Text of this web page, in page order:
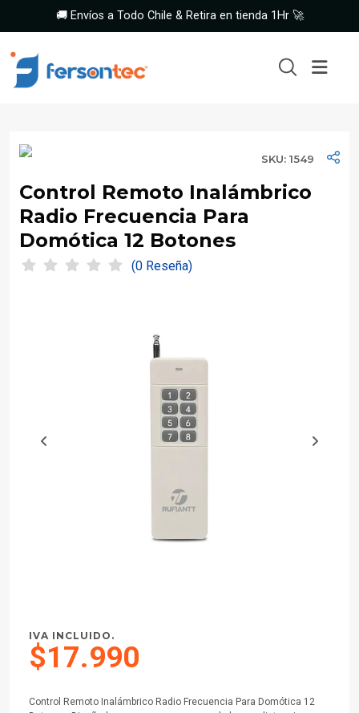
🚚 Envíos a Todo Chile & Retira en tienda 1Hr 🚀
SKU: 1549
Control Remoto Inalámbrico
Radio Frecuencia Para
Domótica 12 Botones
(0 Reseña)
IVA INCLUIDO.
$17.990
Control Remoto Inalámbrico Radio Frecuencia Para Domótica 12